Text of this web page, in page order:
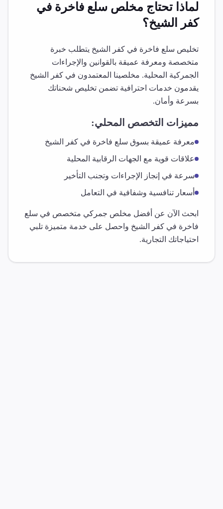
لماذا تحتاج مخلص سلع فاخرة في
كفر الشيخ؟
تخليص سلع فاخرة في كفر الشيخ يتطلب خبرة
متخصصة ومعرفة عميقة بالقوانين والإجراءات
الجمركية المحلية. مخلصينا المعتمدون في كفر الشيخ
يقدمون خدمات احترافية تضمن تخليص شحناتك
بسرعة وأمان.
مميزات التخصص المحلي:
معرفة عميقة بسوق سلع فاخرة في كفر الشيخ
علاقات قوية مع الجهات الرقابية المحلية
سرعة في إنجاز الإجراءات وتجنب التأخير
أسعار تنافسية وشفافية في التعامل
ابحث الآن عن أفضل مخلص جمركي متخصص في سلع
فاخرة في كفر الشيخ واحصل على خدمة متميزة تلبي
احتياجاتك التجارية.